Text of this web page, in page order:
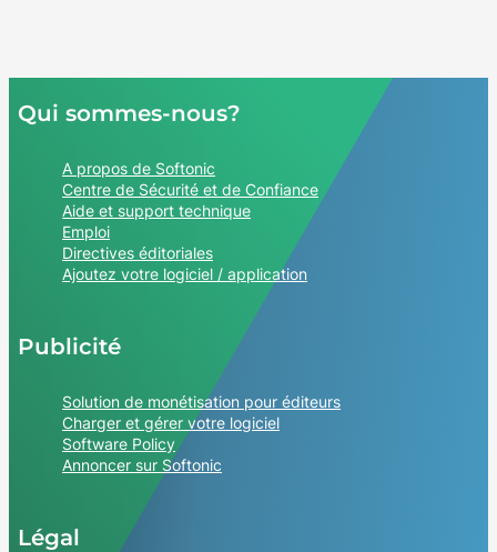
Qui sommes-nous?
A propos de Softonic
Centre de Sécurité et de Confiance
Aide et support technique
Emploi
Directives éditoriales
Ajoutez votre logiciel / application
Publicité
Solution de monétisation pour éditeurs
Charger et gérer votre logiciel
Software Policy
Annoncer sur Softonic
Légal